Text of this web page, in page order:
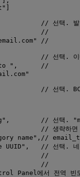
"
// 선택. 발
//
"
//           "
{
// 선택. 이
" ,
//
"
// 선택.
" ,
// 선택.
// 생략하면
name" , //
UUID " ,
// 선택. 네
//
//
Panel에서 전역 빈도